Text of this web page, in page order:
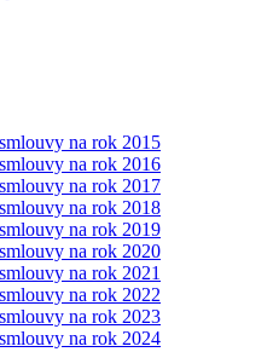
na rok 2015
na rok 2016
na rok 2017
na rok 2018
na rok 2019
na rok 2020
na rok 2021
na rok 2022
na rok 2023
na rok 2024